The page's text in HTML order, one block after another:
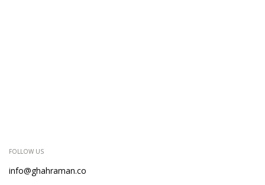
FOLLOW US
info@ghahraman.co